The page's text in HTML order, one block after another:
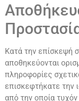
Κατά την επίσκεψή
αποθηκεύονται
πληροφορίες
επισκεφτήκατε την
από την οποία